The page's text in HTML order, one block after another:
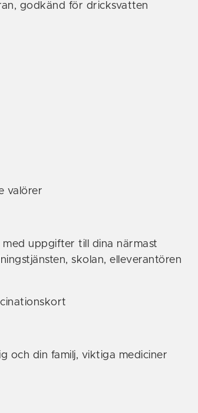
godkänd för dricksvatten
valörer
uppgifter till dina närmast
skolan, elleverantören
och din familj, viktiga mediciner